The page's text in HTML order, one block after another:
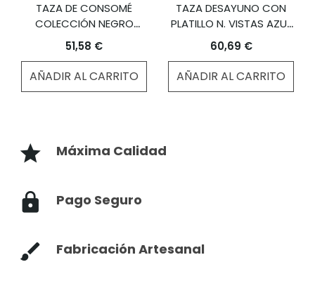
TAZA DE CONSOMÉ
COLECCIÓN NEGRO
VISTAS YELLOW BY
AARON STEWART
51,58 €
AÑADIR AL CARRITO
TAZA DESAYUNO CON
PLATILLO N. VISTAS AZUL
A. STEWART
60,69 €
AÑADIR AL CARRITO
Máxima Calidad
Pago Seguro
Fabricación Artesanal